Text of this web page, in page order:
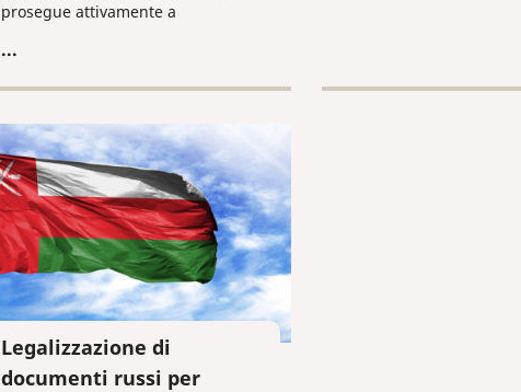
prosegue attivamente a
legalizzazione dei documenti per
...
Legalizzazione di
documenti russi per